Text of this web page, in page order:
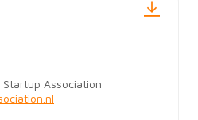
Association